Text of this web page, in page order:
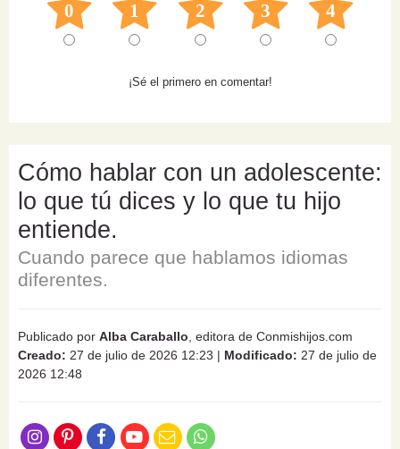
0 1 2 3 4
¡Sé el primero en comentar!
Cómo hablar con un adolescente:
lo que tú dices y lo que tu hijo
entiende.
Cuando parece que hablamos idiomas
diferentes.
Publicado por Alba Caraballo, editora de Conmishijos.com
Creado: 27 de julio de 2026 12:23 | Modificado: 27 de julio de
2026 12:48